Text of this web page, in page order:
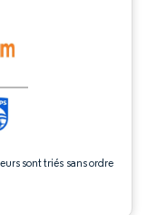
sont triés sans ordre